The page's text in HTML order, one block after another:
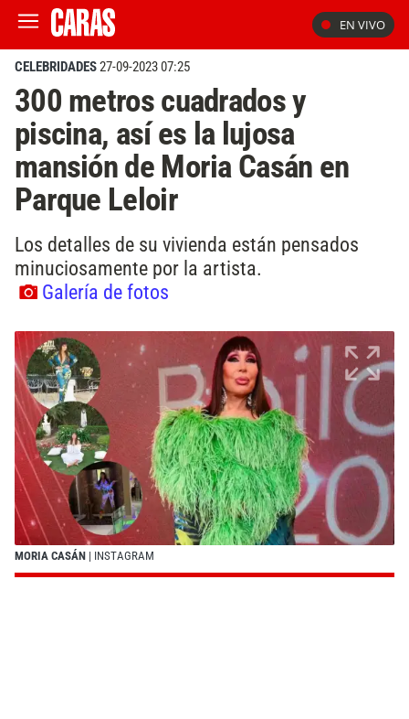
EN VIVO
CELEBRIDADES27-09-2023 07:25
300 metros cuadrados y
piscina, así es la lujosa
mansión de Moria Casán en
Parque Leloir
Los detalles de su vivienda están pensados
minuciosamente por la artista.
Galería de fotos
MORIA CASÁN | INSTAGRAM